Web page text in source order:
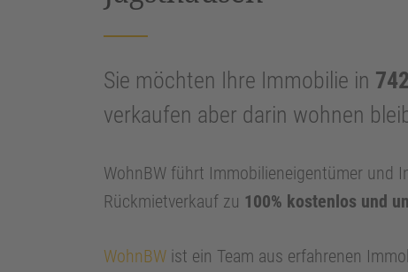
Sie möchten Ihre Immobilie in
verkaufen aber darin wohnen
WohnBW führt Immobilieneigentümer und
Rückmietverkauf zu 100% kostenlos und
WohnBW ist ein Team aus erfahrenen